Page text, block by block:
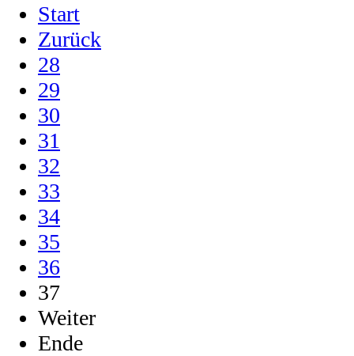
Start
Zurück
28
29
30
31
32
33
34
35
36
37
Weiter
Ende